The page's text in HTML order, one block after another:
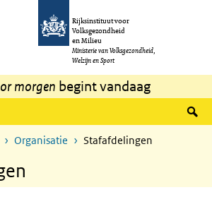
gaan
Rijksinstituut voor
Volksgezondheid
en Milieu
Ministerie van Volksgezondheid,
Welzijn en Sport
morgen begint vandaag
Organisatie Stafafdelingen